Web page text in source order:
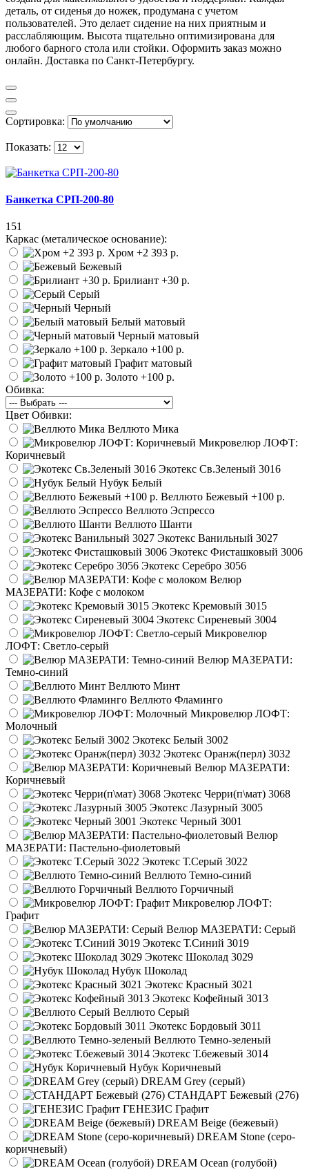
деталь, от сиденья до ножек, продумана с учетом
пользователей. Это делает сидение на них приятным и
расслабляющим. Высота тщательно оптимизирована для
любого барного стола или стойки. Оформить заказ можно
онлайн. Доставка по Санкт-Петербургу.
Сортировка:
Показать:
Банкетка СРП-200-80
151
Каркас (металическое основание):
Хром +2 393 р.
Бежевый
Брилиант +30 р.
Серый
Черный
Белый матовый
Черный матовый
Зеркало +100 р.
Графит матовый
Золото +100 р.
Обивка:
Цвет Обивки:
Веллюто Мика
Микровелюр ЛОФТ:
Коричневый
Экотекс Св.Зеленый 3016
Нубук Белый
Веллюто Бежевый +100 р.
Веллюто Эспрессо
Веллюто Шанти
Экотекс Ванильный 3027
Экотекс Фисташковый 3006
Экотекс Серебро 3056
Велюр
МАЗЕРАТИ: Кофе с молоком
Экотекс Кремовый 3015
Экотекс Сиреневый 3004
Микровелюр
ЛОФТ: Светло-серый
Велюр МАЗЕРАТИ:
Темно-синий
Веллюто Минт
Веллюто Фламинго
Микровелюр ЛОФТ:
Молочный
Экотекс Белый 3002
Экотекс Оранж(перл) 3032
Велюр МАЗЕРАТИ:
Коричневый
Экотекс Черри(п\мат) 3068
Экотекс Лазурный 3005
Экотекс Черный 3001
Велюр
МАЗЕРАТИ: Пастельно-фиолетовый
Экотекс Т.Серый 3022
Веллюто Темно-синий
Веллюто Горчичный
Микровелюр ЛОФТ:
Графит
Велюр МАЗЕРАТИ: Серый
Экотекс Т.Синий 3019
Экотекс Шоколад 3029
Нубук Шоколад
Экотекс Красный 3021
Экотекс Кофейный 3013
Веллюто Серый
Экотекс Бордовый 3011
Веллюто Темно-зеленый
Экотекс Т.бежевый 3014
Нубук Коричневый
DREAM Grey (серый)
СТАНДАРТ Бежевый (276)
ГЕНЕЗИС Графит
DREAM Beige (бежевый)
DREAM Stone (серо-
коричневый)
DREAM Ocean (голубой)